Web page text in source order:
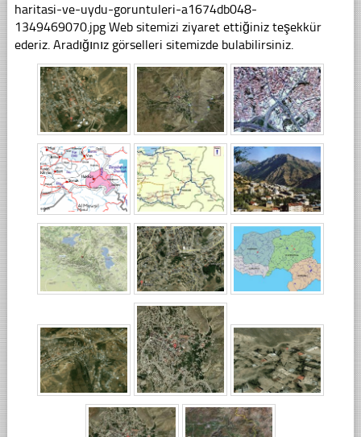
haritasi-ve-uydu-goruntuleri-a1674db048-
1349469070.jpg Web sitemizi ziyaret ettiğiniz teşekkür
ederiz. Aradığınız görselleri sitemizde bulabilirsiniz.